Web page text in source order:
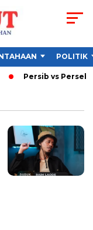
POLITIK
Persib vs